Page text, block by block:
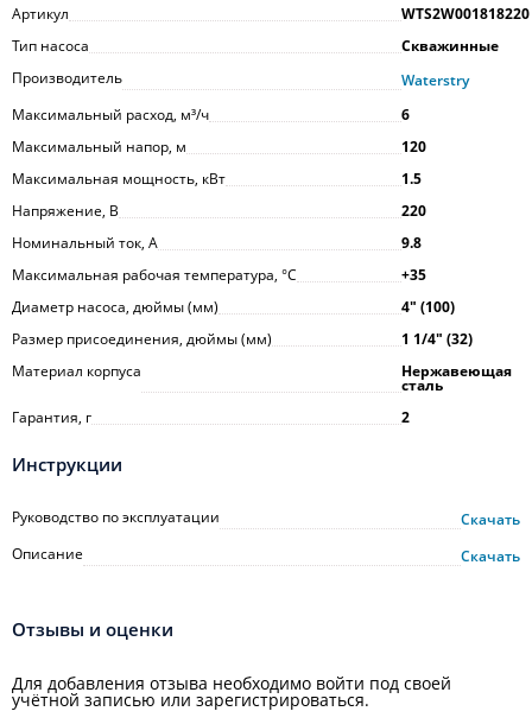
Артикул
WTS2W001818220
Тип насоса
Скважинные
Производитель
Waterstry
Максимальный расход, м³/ч
6
Максимальный напор, м
120
Максимальная мощность, кВт
1.5
Напряжение, В
220
Номинальный ток, А
9.8
Максимальная рабочая температура, °С
+35
Диаметр насоса, дюймы (мм)
4ʺ (100)
Размер присоединения, дюймы (мм)
1 1/4ʺ (32)
Материал корпуса
Нержавеющая
сталь
Гарантия, г
2
Инструкции
Руководство по эксплуатации
Скачать
Описание
Скачать
Отзывы и оценки
Для добавления отзыва необходимо войти под своей
учётной записью или зарегистрироваться.